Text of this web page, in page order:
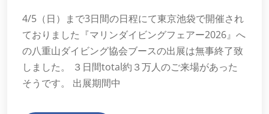
4/5（日）まで3日間の日程にて東京池袋で開催され
ておりました『マリンダイビングフェアー2026』へ
の八重山ダイビング協会ブースの出展は無事終了致
しました。 ３日間total約３万人のご来場があった
そうです。 出展期間中